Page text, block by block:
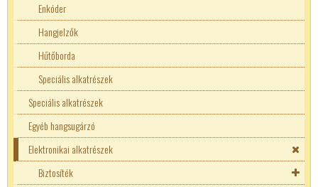
Fényellenállások
NTC ellenállások
PTC ellenállások
Trimmer
1206 SMD ellenállások
10W ellenállások
Enkóder
Hangjelzők
Hűtőborda
Speciális alkatrészek
Speciális alkatrészek
Egyéb hangsugárzó
Elektronikai alkatrészek
Biztosíték